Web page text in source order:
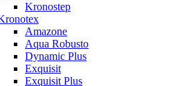
Kronostep
Amazone
Aqua Robusto
Dynamic Plus
Exquisit
Exquisit Plus